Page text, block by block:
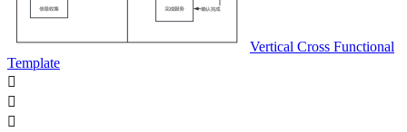
Vertical Cross Functional
Template


